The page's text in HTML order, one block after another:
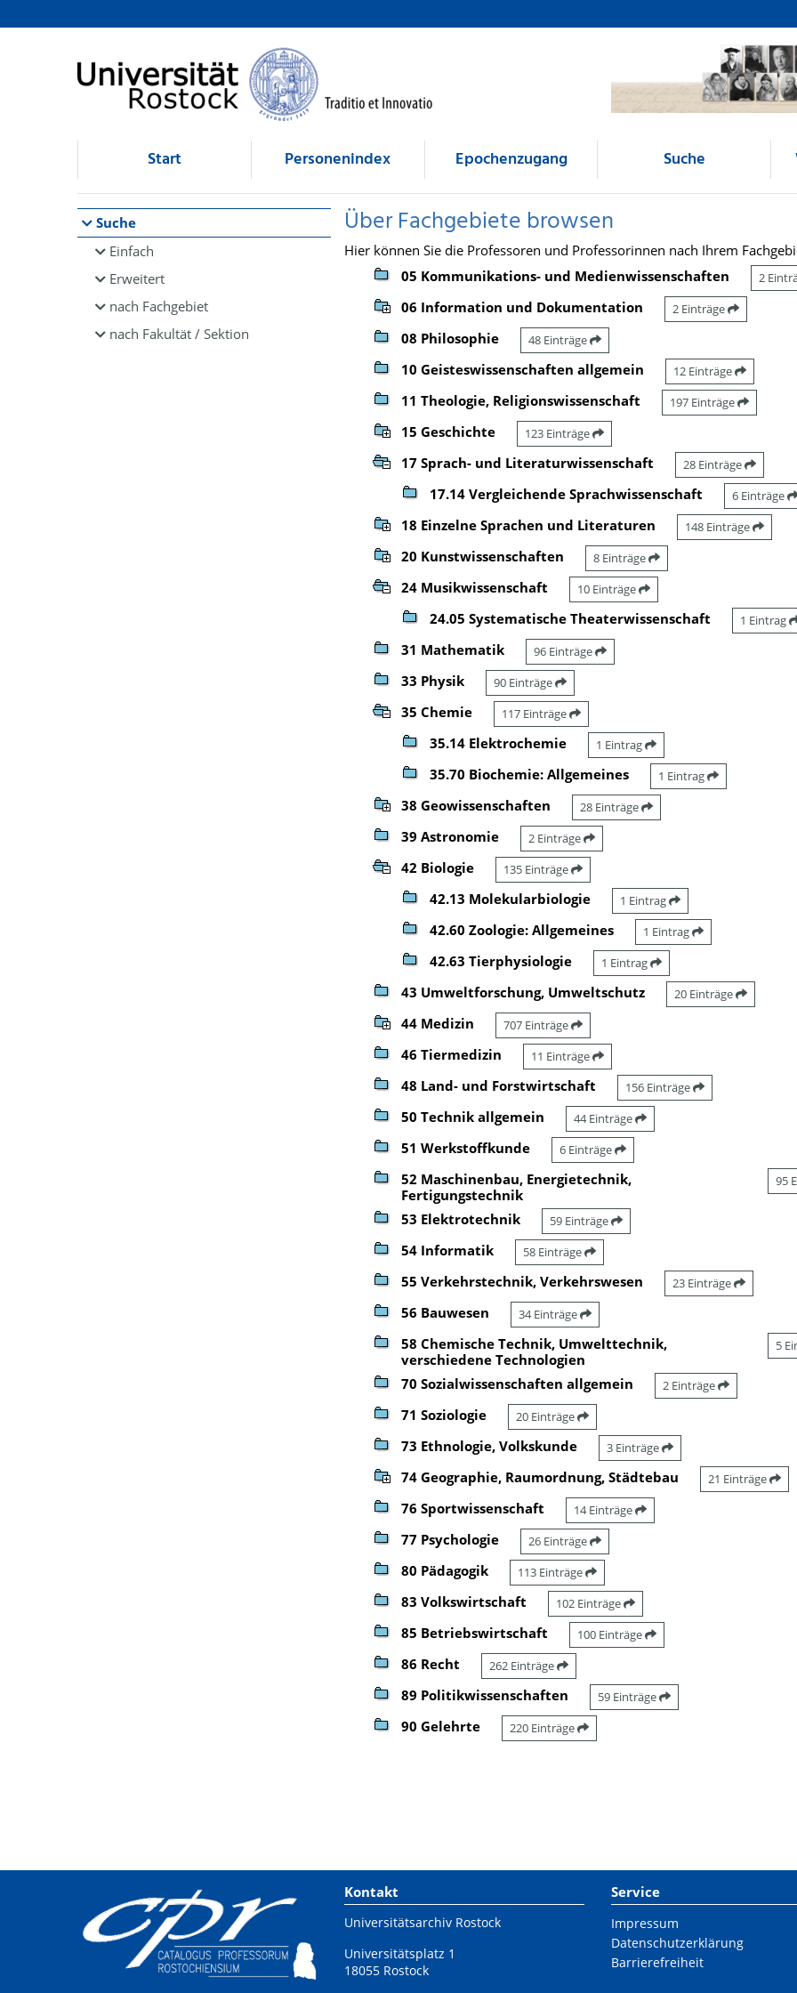
Browsen
direkt zum Inhalt
Start Personenindex Epochenzugang Suche
Suche
Einfach
Erweitert
nach Fachgebiet
nach Fakultät / Sektion
Über Fachgebiete browsen
Hier können Sie die Professoren und Professorinnen nach Ihrem
05 Kommunikations- und Medienwissenschaften
2
06 Information und Dokumentation 2 Einträge
08 Philosophie 48 Einträge
10 Geisteswissenschaften allgemein 12 Einträge
11 Theologie, Religionswissenschaft 197 Einträge
15 Geschichte 123 Einträge
17 Sprach- und Literaturwissenschaft 28 Einträge
17.14 Vergleichende Sprachwissenschaft 6 Einträge
18 Einzelne Sprachen und Literaturen 148 Einträge
20 Kunstwissenschaften 8 Einträge
24 Musikwissenschaft 10 Einträge
24.05 Systematische Theaterwissenschaft 1 Eintrag
31 Mathematik 96 Einträge
33 Physik 90 Einträge
35 Chemie 117 Einträge
35.14 Elektrochemie 1 Eintrag
35.70 Biochemie: Allgemeines 1 Eintrag
38 Geowissenschaften 28 Einträge
39 Astronomie 2 Einträge
42 Biologie 135 Einträge
42.13 Molekularbiologie 1 Eintrag
42.60 Zoologie: Allgemeines 1 Eintrag
42.63 Tierphysiologie 1 Eintrag
43 Umweltforschung, Umweltschutz 20 Einträge
44 Medizin 707 Einträge
46 Tiermedizin 11 Einträge
48 Land- und Forstwirtschaft 156 Einträge
50 Technik allgemein 44 Einträge
51 Werkstoffkunde 6 Einträge
52 Maschinenbau, Energietechnik,
Fertigungstechnik
95
53 Elektrotechnik 59 Einträge
54 Informatik 58 Einträge
55 Verkehrstechnik, Verkehrswesen 23 Einträge
56 Bauwesen 34 Einträge
58 Chemische Technik, Umwelttechnik,
verschiedene Technologien
5
70 Sozialwissenschaften allgemein 2 Einträge
71 Soziologie 20 Einträge
73 Ethnologie, Volkskunde 3 Einträge
74 Geographie, Raumordnung, Städtebau 21 Einträge
76 Sportwissenschaft 14 Einträge
77 Psychologie 26 Einträge
80 Pädagogik 113 Einträge
83 Volkswirtschaft 102 Einträge
85 Betriebswirtschaft 100 Einträge
86 Recht 262 Einträge
89 Politikwissenschaften 59 Einträge
90 Gelehrte 220 Einträge
Kontakt
Universitätsarchiv Rostock
Universitätsplatz 1
18055 Rostock
Service
Impressum
Datenschutzerklärung
Barrierefreiheit